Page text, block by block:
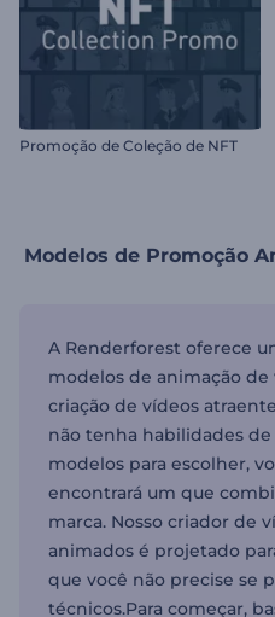
Promoção de Coleção de NFT
Modelos de Promoção
A Renderforest oferece
modelos de animação
criação de vídeos
não tenha habilidades
modelos para escolher,
encontrará um que
marca. Nosso criador de
animados é projetado
que você não precise se
técnicos.Para começar,